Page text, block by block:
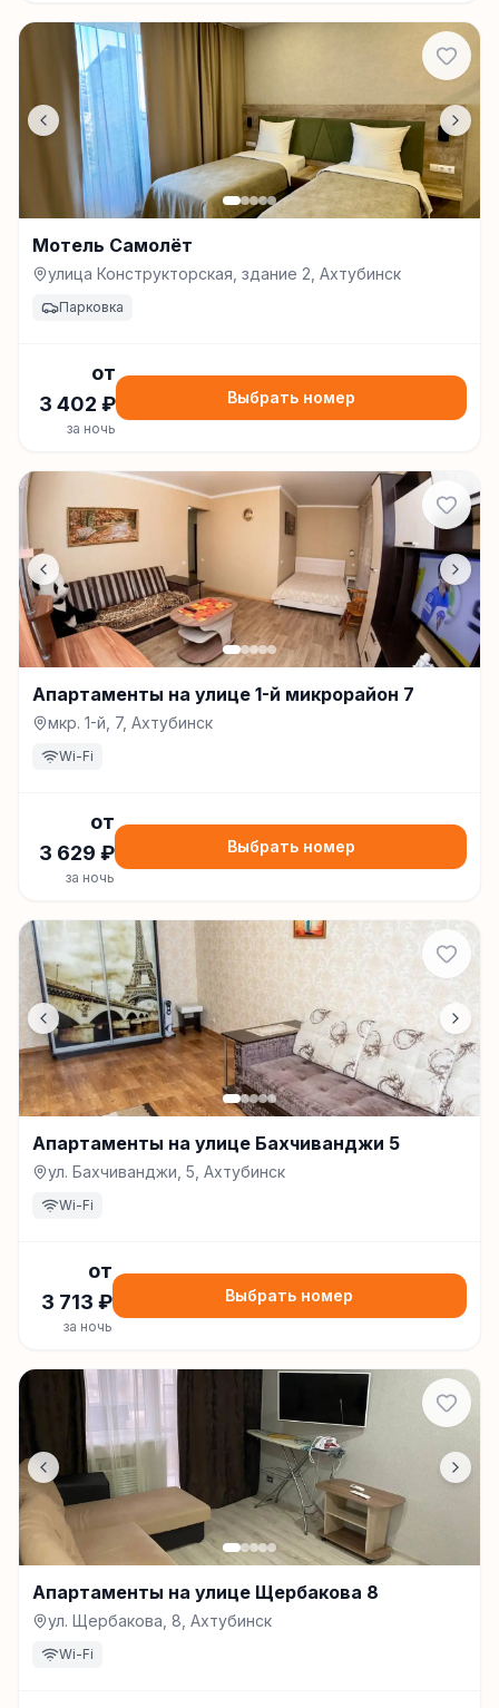
Мотель Самолёт
улица Конструкторская, здание 2, Ахтубинск
Парковка
от
3 402 ₽
за ночь
Выбрать номер
Апартаменты на улице 1-й микрорайон 7
мкр. 1-й, 7, Ахтубинск
Wi-Fi
от
3 629 ₽
за ночь
Выбрать номер
Апартаменты на улице Бахчиванджи 5
ул. Бахчиванджи, 5, Ахтубинск
Wi-Fi
от
3 713 ₽
за ночь
Выбрать номер
Апартаменты на улице Щербакова 8
ул. Щербакова, 8, Ахтубинск
Wi-Fi